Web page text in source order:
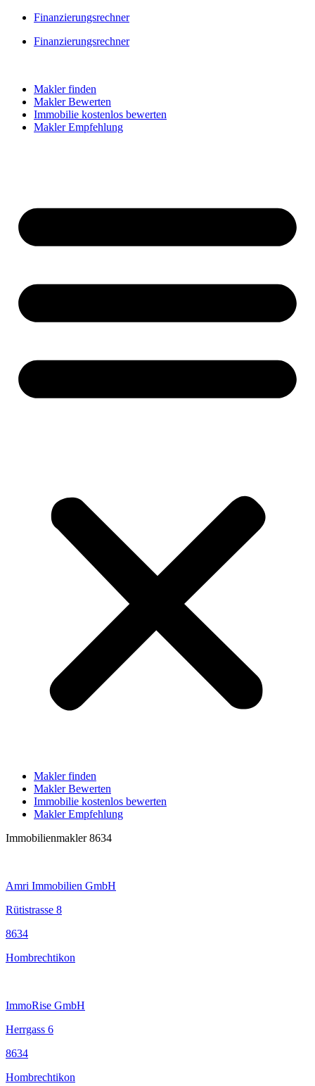
Skip
content
Finanzierungsrechner
Finanzierungsrechner
Makler finden
Makler Bewerten
Immobilie kostenlos bewerten
Makler Empfehlung
Makler finden
Makler Bewerten
Immobilie kostenlos bewerten
Makler Empfehlung
Immobilienmakler 8634
Amri Immobilien GmbH
Rütistrasse 8
8634
Hombrechtikon
ImmoRise GmbH
Herrgass 6
8634
Hombrechtikon